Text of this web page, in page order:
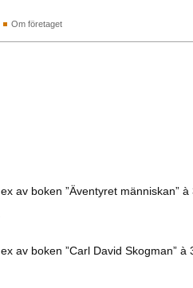
Om företaget
ex av boken ”Äventyret människan”
ex av boken ”Carl David Skogman”